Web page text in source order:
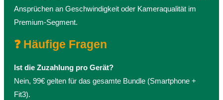
Ansprüchen an Geschwindigkeit oder Kameraqualität im
Premium-Segment.
❓ Häufige Fragen
Ist die Zuzahlung pro Gerät?
Nein, 99€ gelten für das gesamte Bundle (Smartphone +
Fit3).